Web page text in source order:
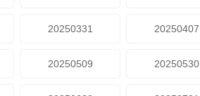
20250331 20250407
20250509 20250530